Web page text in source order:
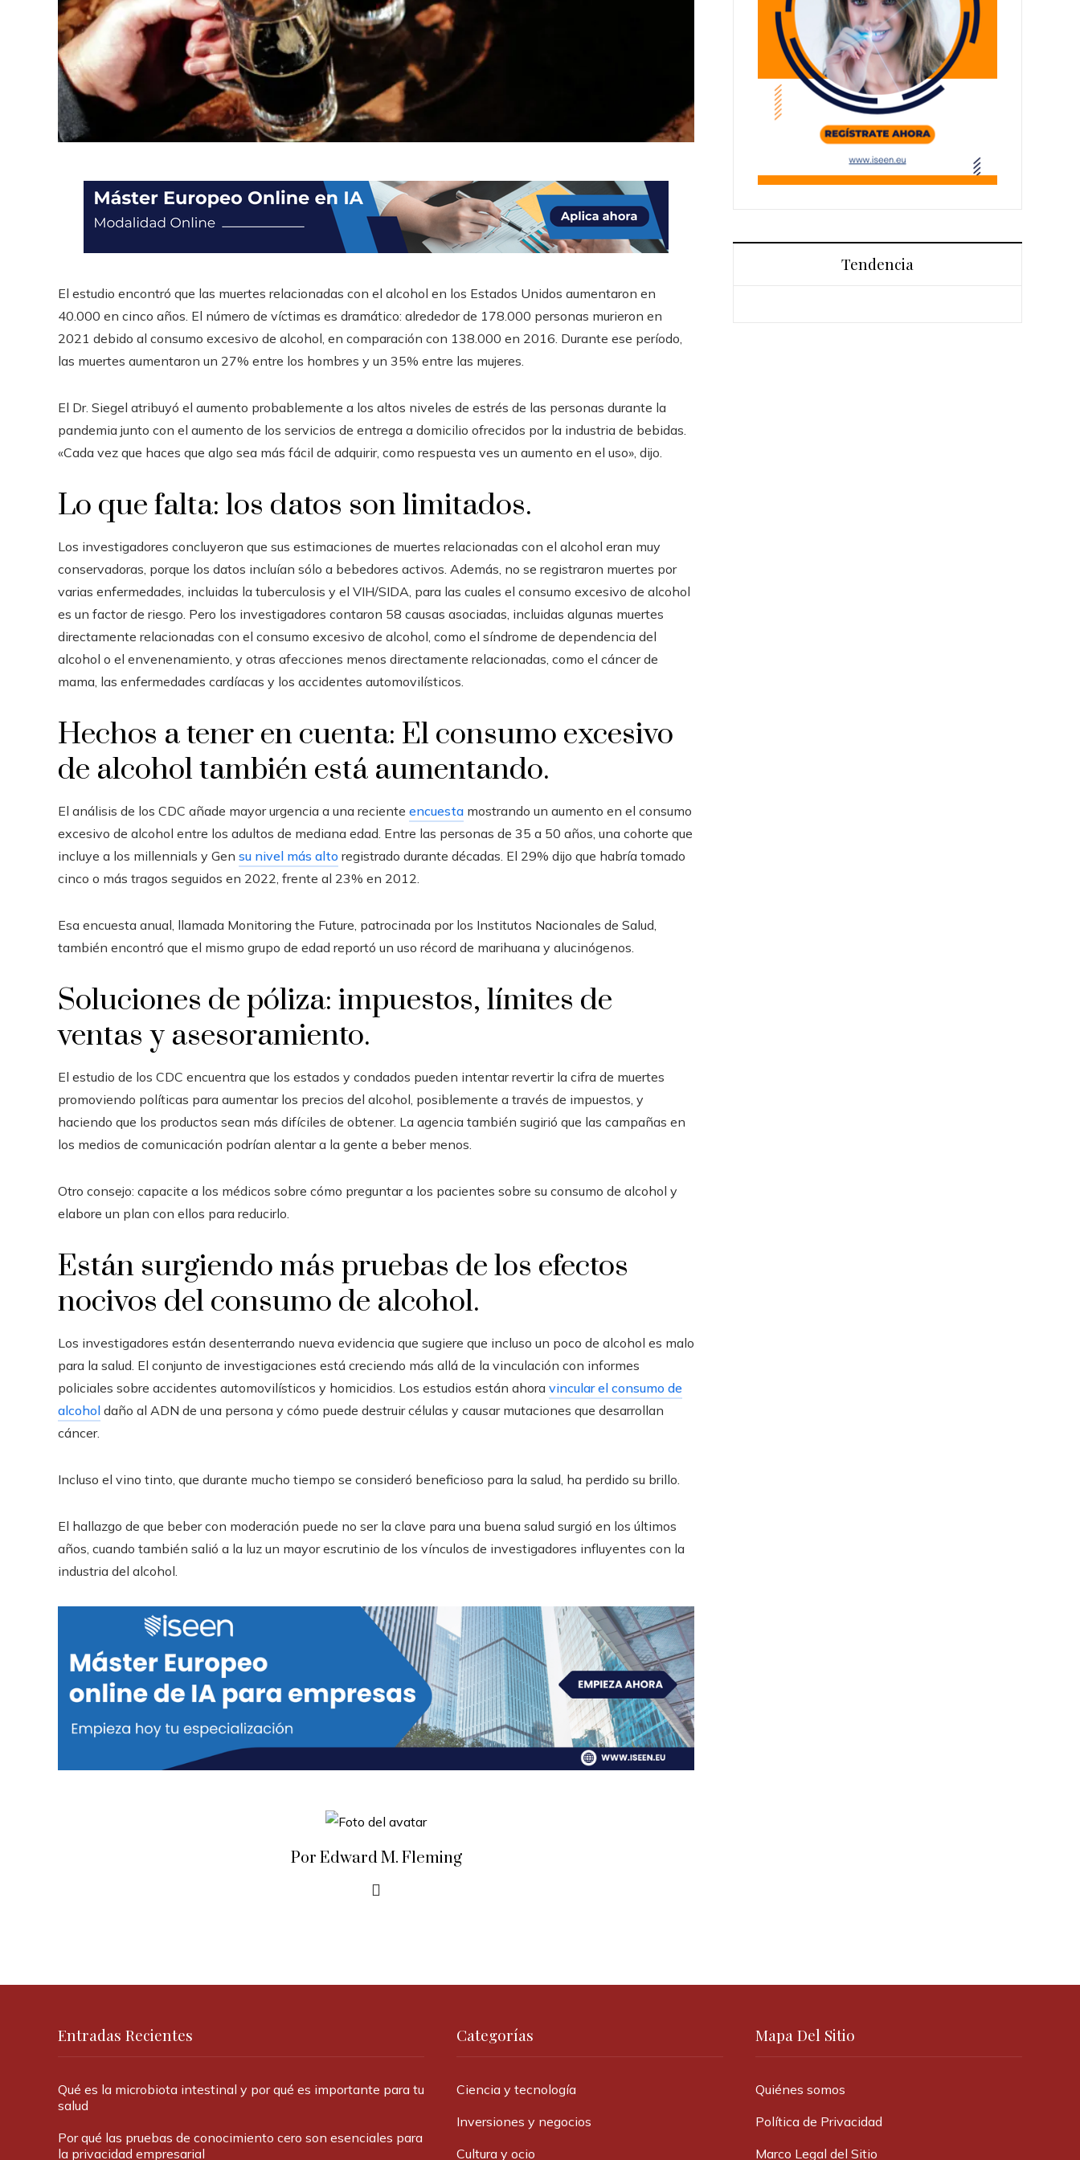
El estudio encontró que las muertes relacionadas con el alcohol en los Estados Unidos aumentaron en
40.000 en cinco años. El número de víctimas es dramático: alrededor de 178.000 personas murieron en
2021 debido al consumo excesivo de alcohol, en comparación con 138.000 en 2016. Durante ese período,
las muertes aumentaron un 27% entre los hombres y un 35% entre las mujeres.
El Dr. Siegel atribuyó el aumento probablemente a los altos niveles de estrés de las personas durante la
pandemia junto con el aumento de los servicios de entrega a domicilio ofrecidos por la industria de bebidas.
«Cada vez que haces que algo sea más fácil de adquirir, como respuesta ves un aumento en el uso», dijo.
Lo que falta: los datos son limitados.
Los investigadores concluyeron que sus estimaciones de muertes relacionadas con el alcohol eran muy
conservadoras, porque los datos incluían sólo a bebedores activos. Además, no se registraron muertes por
varias enfermedades, incluidas la tuberculosis y el VIH/SIDA, para las cuales el consumo excesivo de alcohol
es un factor de riesgo. Pero los investigadores contaron 58 causas asociadas, incluidas algunas muertes
directamente relacionadas con el consumo excesivo de alcohol, como el síndrome de dependencia del
alcohol o el envenenamiento, y otras afecciones menos directamente relacionadas, como el cáncer de
mama, las enfermedades cardíacas y los accidentes automovilísticos.
Hechos a tener en cuenta: El consumo excesivo
de alcohol también está aumentando.
El análisis de los CDC añade mayor urgencia a una reciente encuesta mostrando un aumento en el consumo
excesivo de alcohol entre los adultos de mediana edad. Entre las personas de 35 a 50 años, una cohorte que
incluye a los millennials y Gen su nivel más alto registrado durante décadas. El 29% dijo que habría tomado
cinco o más tragos seguidos en 2022, frente al 23% en 2012.
Esa encuesta anual, llamada Monitoring the Future, patrocinada por los Institutos Nacionales de Salud,
también encontró que el mismo grupo de edad reportó un uso récord de marihuana y alucinógenos.
Soluciones de póliza: impuestos, límites de
ventas y asesoramiento.
El estudio de los CDC encuentra que los estados y condados pueden intentar revertir la cifra de muertes
promoviendo políticas para aumentar los precios del alcohol, posiblemente a través de impuestos, y
haciendo que los productos sean más difíciles de obtener. La agencia también sugirió que las campañas en
los medios de comunicación podrían alentar a la gente a beber menos.
Otro consejo: capacite a los médicos sobre cómo preguntar a los pacientes sobre su consumo de alcohol y
elabore un plan con ellos para reducirlo.
Están surgiendo más pruebas de los efectos
nocivos del consumo de alcohol.
Los investigadores están desenterrando nueva evidencia que sugiere que incluso un poco de alcohol es malo
para la salud. El conjunto de investigaciones está creciendo más allá de la vinculación con informes
policiales sobre accidentes automovilísticos y homicidios. Los estudios están ahora vincular el consumo de
alcohol daño al ADN de una persona y cómo puede destruir células y causar mutaciones que desarrollan
cáncer.
Incluso el vino tinto, que durante mucho tiempo se consideró beneficioso para la salud, ha perdido su brillo.
El hallazgo de que beber con moderación puede no ser la clave para una buena salud surgió en los últimos
años, cuando también salió a la luz un mayor escrutinio de los vínculos de investigadores influyentes con la
industria del alcohol.
Por Edward M. Fleming
Tendencia
Entradas Recientes
Qué es la microbiota intestinal y por qué es importante para tu
salud
Por qué las pruebas de conocimiento cero son esenciales para
la privacidad empresarial
Categorías
Ciencia y tecnología
Inversiones y negocios
Cultura y ocio
Mapa Del Sitio
Quiénes somos
Política de Privacidad
Marco Legal del Sitio